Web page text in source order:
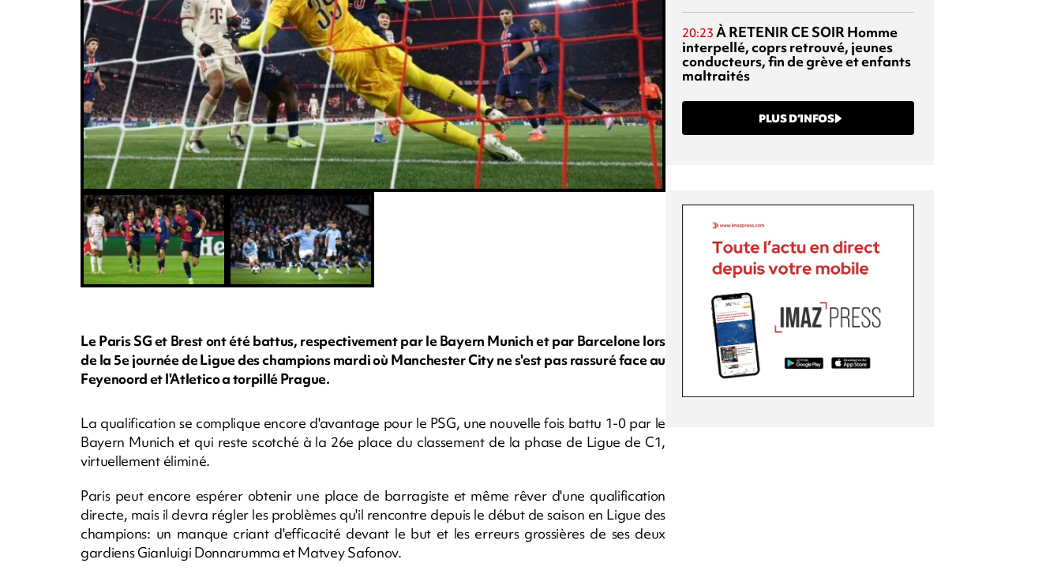
Le Paris SG et Brest ont été battus, respectivement par le Bayern Munich et par Barcelone lors
de la 5e journée de Ligue des champions mardi où Manchester City ne s'est pas rassuré face au
Feyenoord et l'Atletico a torpillé Prague.
La qualification se complique encore d'avantage pour le PSG, une nouvelle fois battu 1-0 par le
Bayern Munich et qui reste scotché à la 26e place du classement de la phase de Ligue de C1,
virtuellement éliminé.
Paris peut encore espérer obtenir une place de barragiste et même rêver d'une qualification
directe, mais il devra régler les problèmes qu'il rencontre depuis le début de saison en Ligue des
champions: un manque criant d'efficacité devant le but et les erreurs grossières de ses deux
gardiens Gianluigi Donnarumma et Matvey Safonov.
20:23 À RETENIR CE SOIR Homme
interpellé, coprs retrouvé, jeunes
conducteurs, fin de grève et enfants
maltraités
PLUS D’INFOS